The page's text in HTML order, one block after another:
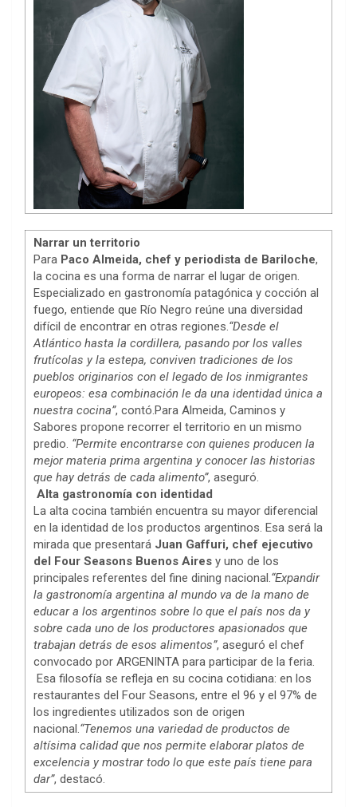
Narrar un territorio
Para Paco Almeida, chef y periodista de Bariloche,
la cocina es una forma de narrar el lugar de origen.
Especializado en gastronomía patagónica y cocción al
fuego, entiende que Río Negro reúne una diversidad
difícil de encontrar en otras regiones.“Desde el
Atlántico hasta la cordillera, pasando por los valles
frutícolas y la estepa, conviven tradiciones de los
pueblos originarios con el legado de los inmigrantes
europeos: esa combinación le da una identidad única a
nuestra cocina”, contó.Para Almeida, Caminos y
Sabores propone recorrer el territorio en un mismo
predio. “Permite encontrarse con quienes producen la
mejor materia prima argentina y conocer las historias
que hay detrás de cada alimento”, aseguró.
Alta gastronomía con identidad
La alta cocina también encuentra su mayor diferencial
en la identidad de los productos argentinos. Esa será la
mirada que presentará Juan Gaffuri, chef ejecutivo
del Four Seasons Buenos Aires y uno de los
principales referentes del fine dining nacional.“Expandir
la gastronomía argentina al mundo va de la mano de
educar a los argentinos sobre lo que el país nos da y
sobre cada uno de los productores apasionados que
trabajan detrás de esos alimentos”, aseguró el chef
convocado por ARGENINTA para participar de la feria.
Esa filosofía se refleja en su cocina cotidiana: en los
restaurantes del Four Seasons, entre el 96 y el 97% de
los ingredientes utilizados son de origen
nacional.“Tenemos una variedad de productos de
altísima calidad que nos permite elaborar platos de
excelencia y mostrar todo lo que este país tiene para
dar”, destacó.